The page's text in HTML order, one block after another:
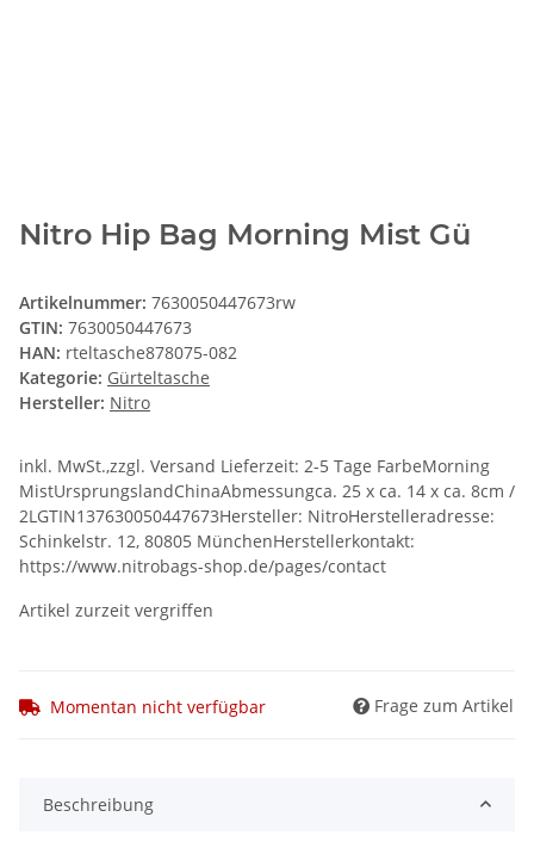
Nitro Hip Bag Morning Mist Gü
Artikelnummer: 7630050447673rw
GTIN: 7630050447673
HAN: rteltasche878075-082
Kategorie: Gürteltasche
Hersteller: Nitro
inkl. MwSt.,zzgl. Versand Lieferzeit: 2-5 Tage FarbeMorning
MistUrsprungslandChinaAbmessungca. 25 x ca. 14 x ca. 8cm /
2LGTIN137630050447673Hersteller: NitroHerstelleradresse:
Schinkelstr. 12, 80805 MünchenHerstellerkontakt:
https://www.nitrobags-shop.de/pages/contact
Artikel zurzeit vergriffen
Momentan nicht verfügbar Frage zum Artikel
Beschreibung